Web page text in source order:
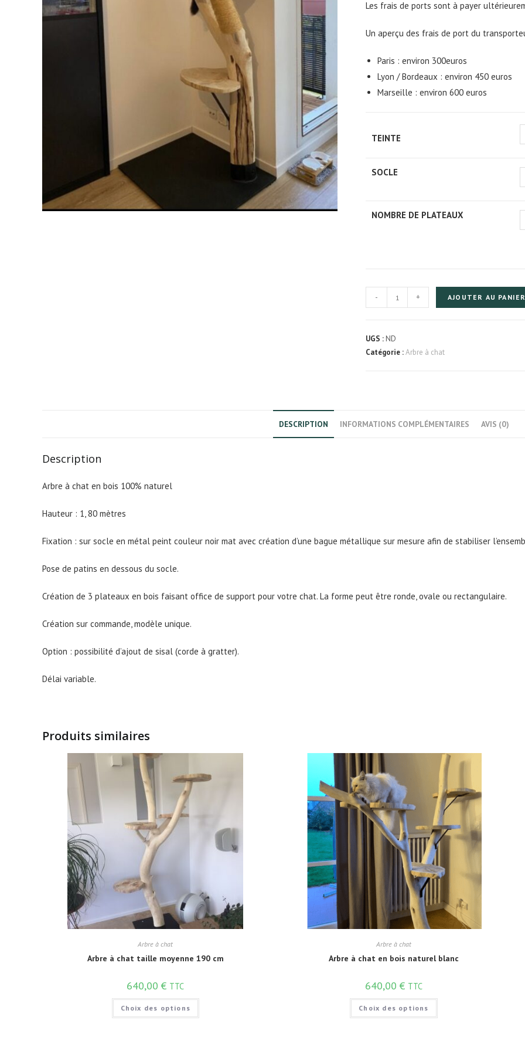
Les frais de ports sont à payer
Un aperçu des frais de port du
Paris : environ 300euros
Lyon / Bordeaux : environ 450 euros
Marseille : environ 600 euros
TEINTE
SOCLE
NOMBRE DE PLATEAUX
de
à
chat
- + AJOUTER AU
UGS : ND
Catégorie :Arbre à chat
DESCRIPTION INFORMATIONS COMPLÉMENTAIRES AVIS (0)
Description
Arbre à chat en bois 100% naturel
Hauteur : 1, 80 mètres
Fixation : sur socle en métal peint couleur noir mat avec création d’une bague métallique sur mesure afin de stabiliser
Pose de patins en dessous du socle.
Création de 3 plateaux en bois faisant office de support pour votre chat. La forme peut être ronde, ovale ou rectangulaire.
Création sur commande, modèle unique.
Option : possibilité d’ajout de sisal (corde à gratter).
Délai variable.
Produits similaires
Arbre à chat
Arbre à chat taille moyenne 190 cm
640,00€ TTC
Choix des options
Arbre à chat
Arbre à chat en bois naturel blanc
640,00 € TTC
Choix des options